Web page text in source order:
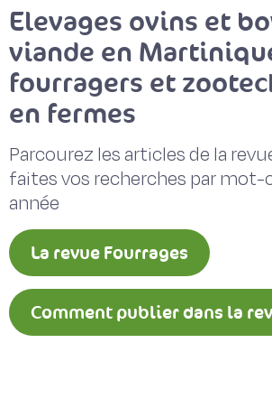
Elevages ovins et
viande en
fourragers et
en fermes
Parcourez les articles de la
faites vos recherches par mot-
année
La revue Fourrages
Comment publier dans la